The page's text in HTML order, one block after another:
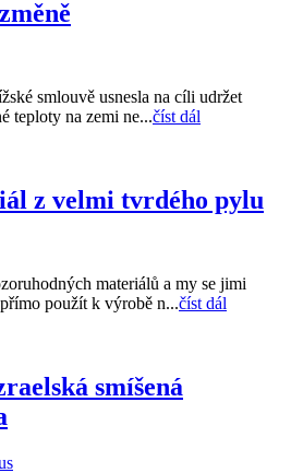
smlouvě usnesla na cíli udržet
teploty na zemi ne...číst dál
z velmi tvrdého pylu
materiálů a my se jimi
použít k výrobě n...číst dál
smíšená